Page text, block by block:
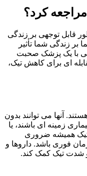
کرد؟
قابل توجهی بر زندگی
بر زندگی شما تأثیر
با یک پزشک صحبت
ای برای کاهش تیک،
آنها می توانند بدون
زمینه ای باشند، یا
تیک همیشه ضروری
فوری باشد. داروها و